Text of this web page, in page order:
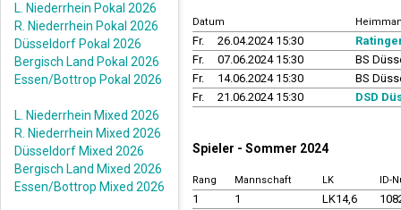
L. Niederrhein Pokal 2026
R. Niederrhein Pokal 2026
Düsseldorf Pokal 2026
Bergisch Land Pokal 2026
Essen/Bottrop Pokal 2026
L. Niederrhein Mixed 2026
R. Niederrhein Mixed 2026
Düsseldorf Mixed 2026
Bergisch Land Mixed 2026
Essen/Bottrop Mixed 2026
Datum
Fr. 26.04.2024 15:30
Fr.
07.06.2024 15:30
BS
Fr.
14.06.2024 15:30
BS
Fr.
21.06.2024 15:30 DSD
Spieler - Sommer 2024
Rang Mannschaft LK ID-
1 1 LK14,6